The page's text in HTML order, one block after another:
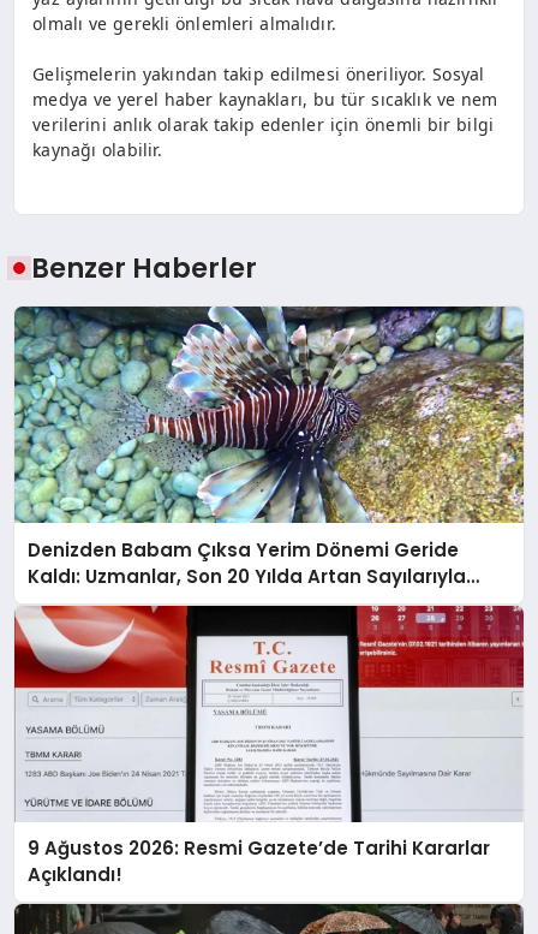
olmalı ve gerekli önlemleri almalıdır.
Gelişmelerin yakından takip edilmesi öneriliyor. Sosyal
medya ve yerel haber kaynakları, bu tür sıcaklık ve nem
verilerini anlık olarak takip edenler için önemli bir bilgi
kaynağı olabilir.
Benzer Haberler
Denizden Babam Çıksa Yerim Dönemi Geride
Kaldı: Uzmanlar, Son 20 Yılda Artan Sayılarıyla
Uyarıyor!
9 Ağustos 2026: Resmi Gazete’de Tarihi Kararlar
Açıklandı!